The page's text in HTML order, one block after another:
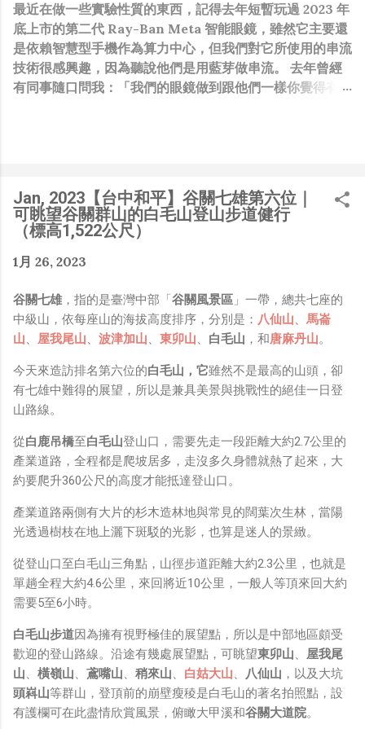
最近在做一些實驗性質的東西，記得去年短暫玩過 2023 年
底上市的第二代 Ray-Ban Meta 智能眼鏡，雖然它主要還
是依賴智慧型手機作為算力中心，但我們對它所使用的串流
技術很感興趣，因為聽說他們是用藍芽做串流。 去年曾經
有同事隨口問我：「我們的眼鏡做到跟他們一樣你覺得有可
人，那我還在這幹嘛？？？（笑）” 也記得更久以前，當我
們還在研究那個眼鏡時，常聽到像是：『 他們不知道用了
什麼黑科技 』，這類沒有建設性、不應該從 RD 嘴裡說出
來的話，而我也是不以為然。坦白講，以前每次只要聽到某
SW嘴砲經理（暫且以H君稱之），沒事就把『 黑科技 』
同樣身為RD，我只覺得 Shame on you！（打嘴炮、作
秀搶風頭、噁心帶風向、搞政治操作、把別人做事的成果搶
去幫自己抬轎、有鍋直接推給下屬扛、散佈同事私生活謠
言，還有職場霸凌，這些你他媽都頂級專業戶，除此之外沒
啥洨用了！） 一件理論上可以做到的事情，外行人的認知
被信息差，不懂加上沒實作能力去驗證，就什麼都變成黑科
技了（多黑？比巴西黑鮑魚還黑嗎？）。反重力技術說不定
也非啥黑科技，只是政府不讓你普通老百姓了解罷了。
Ray-ban Meta 的黑科技，講白了就是人家拉個百人團隊
在搞那支眼鏡，然後把軟體技能和硬體規格點滿，再加上極
鏡有塞入一個強大的 WiFi 6 晶片在裡面，一開始我猜測會
不會有可能是透過 WiFi P2P 或 WiFi SoftAP 的方式去做
串流（確實 Meta 的智能眼鏡，在同步媒體時，會強制要
求開啟手機的 WiFi 開關，所以媒體同步應該是靠 WiFi 通
道做的），而去年初我也快速做了一個WiFi Direct 架構
級傳完，從眼鏡端將媒體串流到手機端更是不用說的順暢，
而且當時我們的媒體串流還是以未經編碼的方式傳透過
Socket 直接傳輸的（這表示傳輸時所需的頻寬會更大，功
耗據說也較大）。 後來因為 ...
Jan, 2023【台中和平】谷關七雄第六位｜
可眺望谷關群山的白毛山登山步道健行
（標高1,522公尺）
1月 26, 2023
谷關七雄 ，指的是臺灣中部「谷關風景區 」一帶，總共七座的
中級山，依每座山的海拔高度排序，分別是： 八仙山
馬崙
山
屋我尾山 波津加山 東卯山 白毛山 ，和唐麻丹山。
今天來造訪排名第六位的白毛山，它雖然不是最高的山頭，卻
有七雄中難得的展望，所以是兼具美景與挑戰性的絕佳一日登
山路線。
從白鹿吊橋至白毛山登山口，需要先走一段距離大約2.7公里的
產業道路，全程都是爬坡居多，走沒多久身體就熱了起來，大
約要爬升360公尺的高度才能抵達登山口。
產業道路兩側有大片的杉木造林地與常見的闊葉次生林，當陽
光透過樹枝在地上灑下斑駁的光影，也算是迷人的景緻。
從登山口至白毛山三角點，山徑步道距離大約2.3公里，也就是
單趟全程大約4.6公里，來回將近10公里，一般人等頂來回大約
需要5至6小時。
白毛山步道因為擁有視野極佳的展望點，所以是中部地區頗受
歡迎的登山路線。沿途有幾處展望點，可眺望東卯山
屋我尾
山
橫嶺山 鳶嘴山 稍來山 白姑大山 八仙山 ，以及大坑
頭嵙山等群山，登頂前的崩壁瘦稜是白毛山的著名拍照點，設
有護欄可在此盡情欣賞風景，俯瞰大甲溪和谷關大道院。